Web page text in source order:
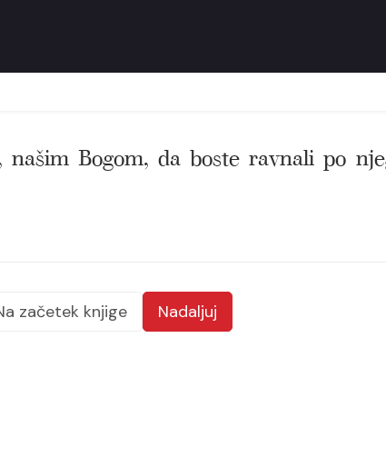
Bogom, da boste ravnali po
začetek knjige Nadaljuj